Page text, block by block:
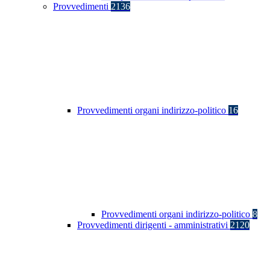
Provvedimenti 2136
Provvedimenti organi indirizzo-politico 16
Provvedimenti organi indirizzo-politico 8
Provvedimenti dirigenti - amministrativi 2120